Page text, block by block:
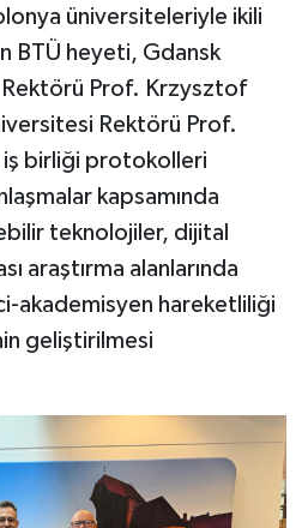
üniversiteleriyle ikili
BTÜ heyeti, Gdansk
Prof. Krzysztof
Rektörü Prof.
iş birliği protokolleri
kapsamında
teknolojiler, dijital
araştırma alanlarında
akademisyen hareketliliği
geliştirilmesi